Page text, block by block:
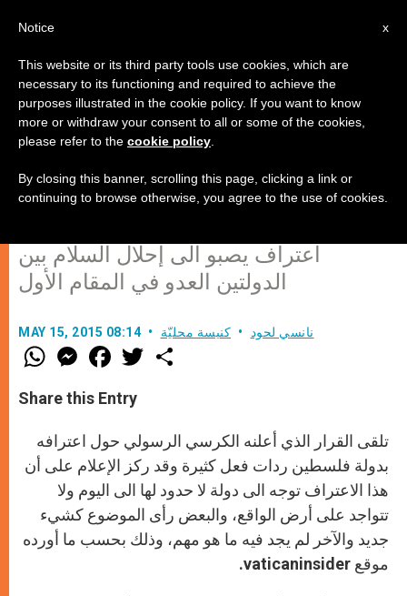
اعتراف الفاتيكان الرسمي بدولة
فلسطين، ماذا سيغيّر على الصعيد
الجيوسياسي؟
اعتراف يصبو الى إحلال السلام بين
الدولتين العدو في المقام الأول
MAY 15, 2015 08:14 نانسي لحود كنيسة محليّة
W
h
t
s
p
p
M
e
s
e
g
e
r
F
a
e
b
o
k
w
Share this Entry
تلقى القرار الذي أعلنه الكرسي الرسولي حول اعترافه
بدولة فلسطين ردات فعل كثيرة وقد ركز الإعلام على أن
هذا الاعتراف توجه الى دولة لا حدود لها الى اليوم ولا
تتواجد على أرض الواقع، والبعض رأى الموضوع كشيء
جديد والآخر لم يجد فيه ما هو مهم، وذلك بحسب ما أورده
موقع vaticaninsider
.
x
Notice
This website or its third party tools use cookies, which are
necessary to its functioning and required to achieve the
purposes illustrated in the cookie policy. If you want to know
more or withdraw your consent to all or some of the cookies,
please refer to the cookie policy
By closing this banner, scrolling this page, clicking a link or
continuing to browse otherwise, you agree to the use of cookies.